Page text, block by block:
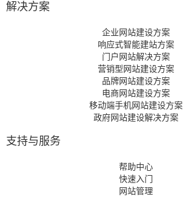
解决方案
企业网站建设方案
响应式智能建站方案
门户网站解决方案
营销型网站建设方案
品牌网站建设方案
电商网站建设方案
移动端手机网站建设方案
政府网站建设解决方案
支持与服务
帮助中心
快速入门
网站管理